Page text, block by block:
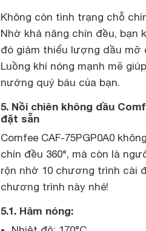
Không còn tình trạng chỗ
Nhờ khả năng chín đều,
đó giảm thiểu lượng dầu mỡ
Luồng khí nóng mạnh mẽ
nướng quý báu của bạn.
5. Nồi chiên không dầu
đặt sẵn
Comfee CAF-75PGP0A0
chín đều 360°, mà còn là
rộn nhờ 10 chương trình cài
chương trình này nhé!
5.1. Hâm nóng: